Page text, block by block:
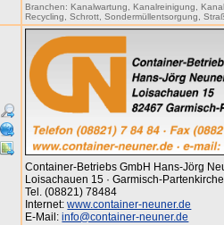
Branchen:Kanalwartung ,Kanalreinigung ,
Recycling
,Schrott ,Sondermüllentsorgung ,
Container-Betriebs GmbH Hans-Jörg
Loisachauen 15 · Garmisch-
Tel. (08821) 78484
Internet:www.container-neuner.de
E-Mail:info@container-neuner.de